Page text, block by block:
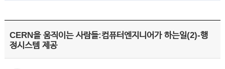
CERN을 움직이는 사람들:컴퓨터엔지니어가 하는일(2)-행
정시스템 제공